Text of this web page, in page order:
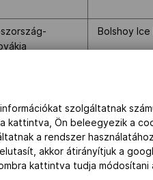
Bolshoy Ice
Egyesült
Shayba
szolgáltatnak
Ön beleegyezik a
a rendszer
akkor átirányítjuk a
kattintva tudja